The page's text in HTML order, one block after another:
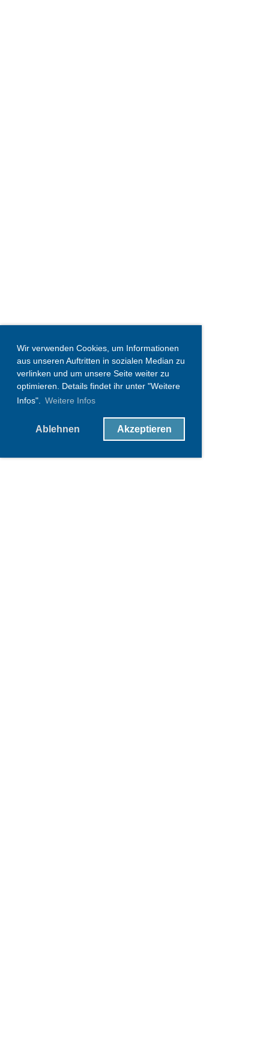
Wir verwenden Cookies, um Informationen
aus unseren Auftritten in sozialen Median zu
verlinken und um unsere Seite weiter zu
optimieren. Details findet ihr unter "Weitere
Infos". Weitere Infos
Ablehnen Akzeptieren